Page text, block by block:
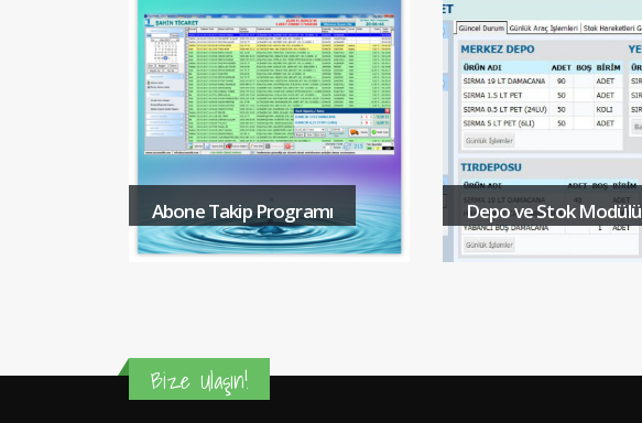
Abone Takip Programı
Depo ve Stok Modülü
Bize Ulaşın!